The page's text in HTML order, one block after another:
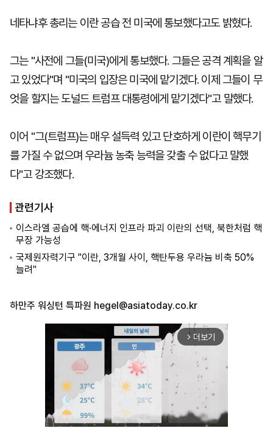
네타냐후 총리는 이란 공습 전 미국에 통보했다고도 밝혔다.
그는 "사전에 그들(미국)에게 통보했다. 그들은 공격 계획을 알
고 있었다"며 "미국의 입장은 미국에 맡기겠다. 이제 그들이 무
엇을 할지는 도널드 트럼프 대통령에게 맡기겠다"고 말했다.
이어 "그(트럼프)는 매우 설득력 있고 단호하게 이란이 핵무기
를 가질 수 없으며 우라늄 농축 능력을 갖출 수 없다고 말했
다"고 강조했다.
관련기사
이스라엘 공습에 핵·에너지 인프라 파괴 이란의 선택, 북한처럼 핵
무장 가능성
국제원자력기구 "이란, 3개월 사이, 핵탄두용 우라늄 비축 50%
늘려"
하만주 워싱턴 특파원 hegel@asiatoday.co.kr
arrow_forward_ios 더보기